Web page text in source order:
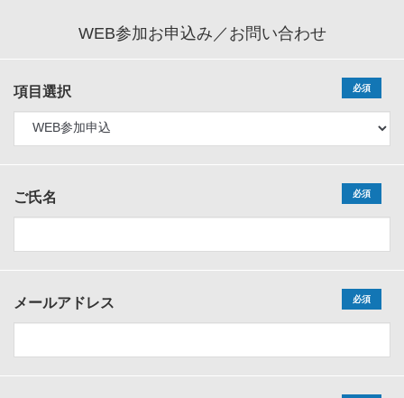
WEB参加お申込み／お問い合わせ
項目選択 必須
ご氏名 必須
メールアドレス 必須